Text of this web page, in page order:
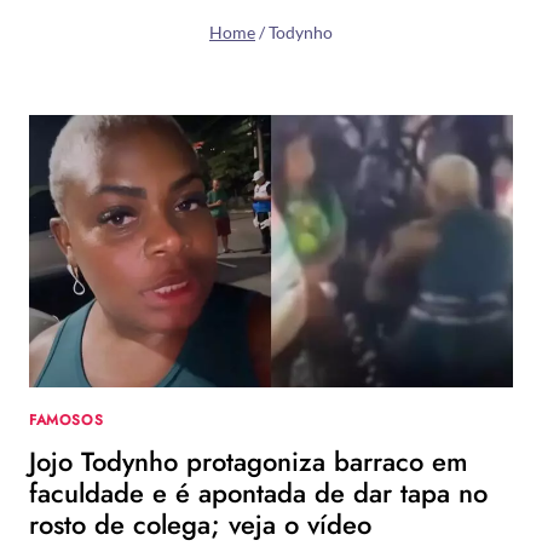
Home/Todynho
FAMOSOS
Jojo Todynho protagoniza barraco em
faculdade e é apontada de dar tapa no
rosto de colega; veja o vídeo